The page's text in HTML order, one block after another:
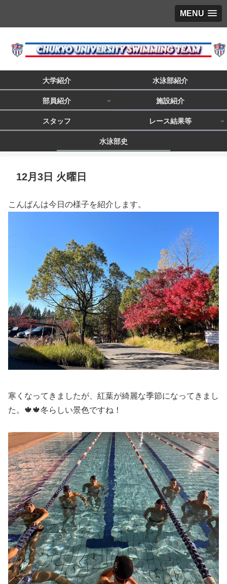
MENU
大学紹介 水泳部紹介
部員紹介 施設紹介
スタッフ レース結果等
水泳部史
12月3日 火曜日
こんばんは今日の様子を紹介します。
寒くなってきましたが、紅葉が綺麗な季節になってきまし
た。🍁🍁冬らしい景色ですね！